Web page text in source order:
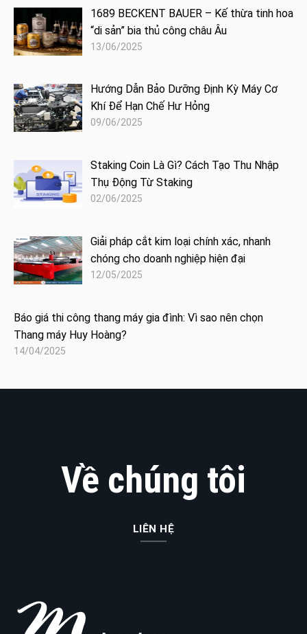
1689 BECKENT BAUER – Kế thừa tinh hoa
“di sản” bia thủ công châu Âu
13/06/2025
Hướng Dẫn Bảo Dưỡng Định Kỳ Máy Cơ
Khí Để Hạn Chế Hư Hỏng
09/06/2025
Staking Coin Là Gì? Cách Tạo Thu Nhập
Thụ Động Từ Staking
02/06/2025
Giải pháp cắt kim loại chính xác, nhanh
chóng cho doanh nghiệp hiện đại
12/05/2025
Báo giá thi công thang máy gia đình: Vì sao nên chọn
Thang máy Huy Hoàng?
14/04/2025
Về chúng tôi
LIÊN HỆ